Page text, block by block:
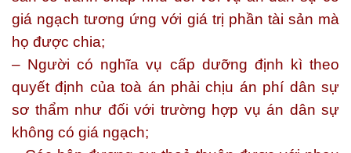
giá ngạch tương ứng với giá trị phần tài sản mà
họ được chia;
– Người có nghĩa vụ cấp dưỡng định kì theo
quyết định của toà án phải chịu án phí dân sự
sơ thẩm như đối với trường hợp vụ án dân sự
không có giá ngạch;